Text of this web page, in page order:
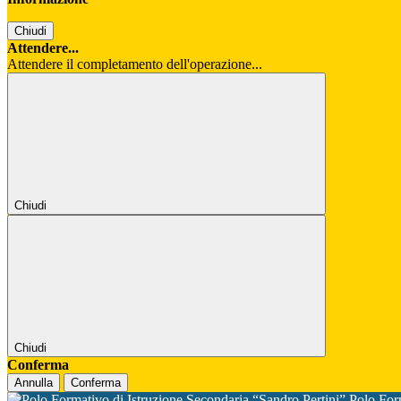
Chiudi
Attendere...
Attendere il completamento dell'operazione...
Chiudi
Chiudi
Conferma
Annulla Conferma